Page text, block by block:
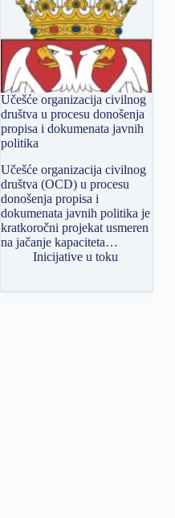
Učešće organizacija civilnog
društva u procesu donošenja
propisa i dokumenata javnih
politika
Učešće organizacija civilnog
društva (OCD) u procesu
donošenja propisa i
dokumenata javnih politika je
kratkoročni projekat usmeren
na jačanje kapaciteta…
Inicijative u toku